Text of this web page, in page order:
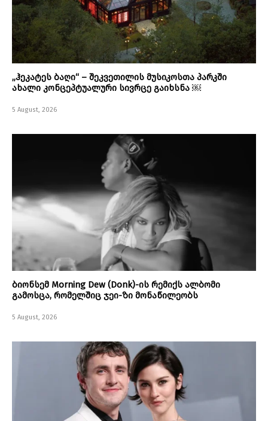
„ჰეკატეს ბაღი“ – შეკვეთილის მუსიკოსთა პარკში
ახალი კონცეპტუალური სივრცე გაიხსნა ￼
5 August, 2026
ბიონსემ Morning Dew (Donk)-ის რემიქს ალბომი
გამოსცა, რომელშიც ჯეი-ზი მონაწილეობს
5 August, 2026